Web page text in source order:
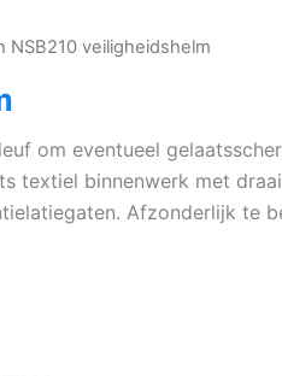
NSB210 veiligheidshelm
om eventueel
textiel binnenwerk met
Afzonderlijk te